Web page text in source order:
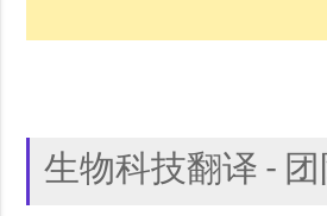
生物科技翻译 -